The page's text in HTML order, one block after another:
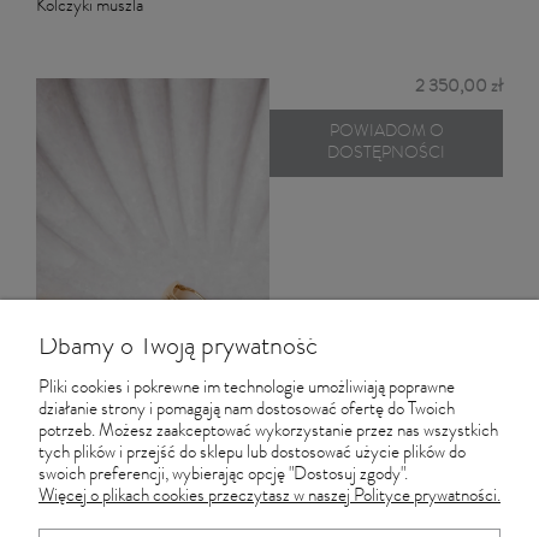
Kolczyki muszla
2 350,00 zł
POWIADOM O
DOSTĘPNOŚCI
Dbamy o Twoją prywatność
Pliki cookies i pokrewne im technologie umożliwiają poprawne
działanie strony i pomagają nam dostosować ofertę do Twoich
potrzeb. Możesz zaakceptować wykorzystanie przez nas wszystkich
tych plików i przejść do sklepu lub dostosować użycie plików do
swoich preferencji, wybierając opcję "Dostosuj zgody".
Więcej o plikach cookies przeczytasz w naszej Polityce prywatności.